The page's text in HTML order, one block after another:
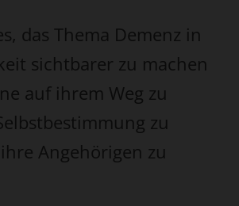
das Thema Demenz in
sichtbarer zu machen
auf ihrem Weg zu
zu
Angehörigen zu